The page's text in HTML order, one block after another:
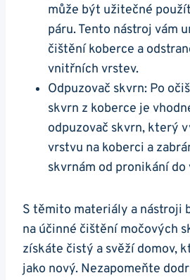
může být užitečné
páru. Tento nástroj vám
čištění koberce a
vnitřních vrstev.
Odpuzovač skvrn: Po
skvrn z koberce je
odpuzovač skvrn, který
vrstvu na koberci a
skvrnám od pronikání do
S těmito materiály a nástroji
na účinné čištění močových
získáte čistý a svěží domov,
jako nový. Nezapomeňte